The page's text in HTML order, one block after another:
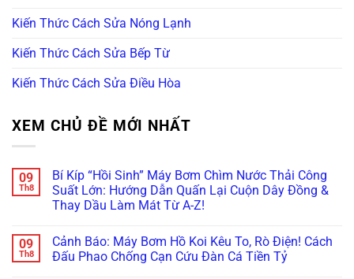
Kiến Thức Cách Sửa Nóng Lạnh
Kiến Thức Cách Sửa Bếp Từ
Kiến Thức Cách Sửa Điều Hòa
XEM CHỦ ĐỀ MỚI NHẤT
09
Th8
Bí Kíp “Hồi Sinh” Máy Bơm Chìm Nước Thải Công
Suất Lớn: Hướng Dẫn Quấn Lại Cuộn Dây Đồng &
Thay Dầu Làm Mát Từ A-Z!
bình
luận
ở
09
Th8
Cảnh Báo: Máy Bơm Hồ Koi Kêu To, Rò Điện! Cách
Đấu Phao Chống Cạn Cứu Đàn Cá Tiền Tỷ